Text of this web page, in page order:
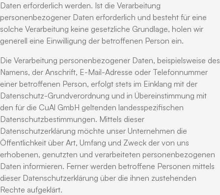
Daten erforderlich werden. Ist die Verarbeitung
personenbezogener Daten erforderlich und besteht für eine
solche Verarbeitung keine gesetzliche Grundlage, holen wir
generell eine Einwilligung der betroffenen Person ein.
Die Verarbeitung personenbezogener Daten, beispielsweise des
Namens, der Anschrift, E-Mail-Adresse oder Telefonnummer
einer betroffenen Person, erfolgt stets im Einklang mit der
Datenschutz-Grundverordnung und in Übereinstimmung mit
den für die CuAl GmbH geltenden landesspezifischen
Datenschutzbestimmungen. Mittels dieser
Datenschutzerklärung möchte unser Unternehmen die
Öffentlichkeit über Art, Umfang und Zweck der von uns
erhobenen, genutzten und verarbeiteten personenbezogenen
Daten informieren. Ferner werden betroffene Personen mittels
dieser Datenschutzerklärung über die ihnen zustehenden
Rechte aufgeklärt.